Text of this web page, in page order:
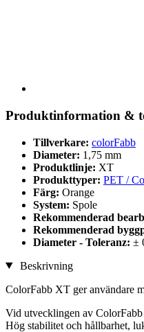
Produktinformation &
Tillverkare: colorFabb
Diameter: 1,75 mm
Produktlinje: XT
Produkttyper: PET /
Färg: Orange
System: Spole
Rekommenderad
Rekommenderad
Diameter - Toleranz: ±
Beskrivning
ColorFabb XT ger användare
Vid utvecklingen av ColorFabb
Hög stabilitet och hållbarhet,